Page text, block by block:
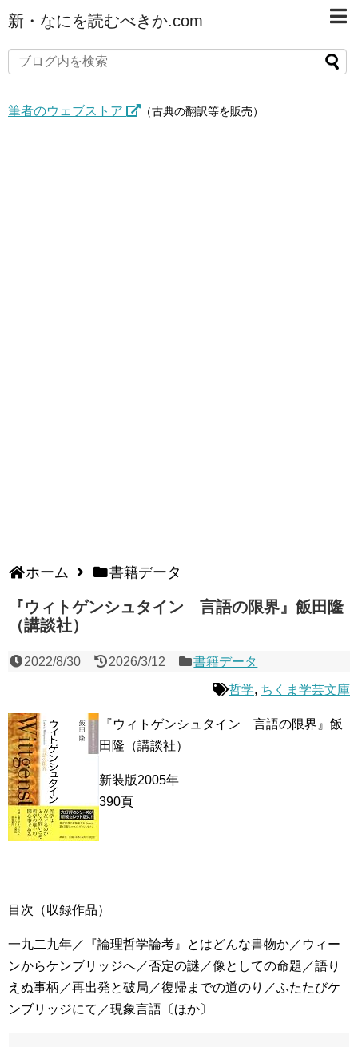
新・なにを読むべきか.com
筆者のウェブストア （古典の翻訳等を販売）
ホーム 書籍データ
『ウィトゲンシュタイン 言語の限界』飯田隆
（講談社）
2022/8/30 2026/3/12 書籍データ
哲学, ちくま学芸文庫
『ウィトゲンシュタイン 言語の限界』飯
田隆（講談社）
新装版2005年
390頁
目次（収録作品）
一九二九年／『論理哲学論考』とはどんな書物か／ウィー
ンからケンブリッジへ／否定の謎／像としての命題／語り
えぬ事柄／再出発と破局／復帰までの道のり／ふたたびケ
ンブリッジにて／現象言語〔ほか〕